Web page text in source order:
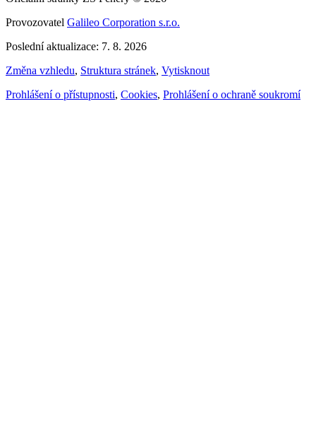
Provozovatel Galileo Corporation s.r.o.
Poslední aktualizace: 7. 8. 2026
Změna vzhledu, Struktura stránek, Vytisknout
Prohlášení o přístupnosti, Cookies, Prohlášení o ochraně soukromí